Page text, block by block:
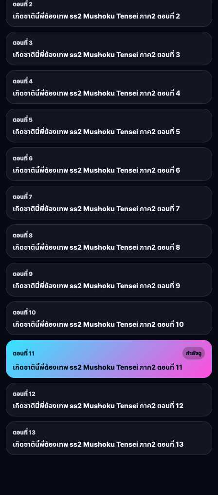
ตอนที่ 2
เกิดชาตินี้พี่ต้องเทพ ss2 Mushoku Tensei ภาค2 ตอนที่ 2
ตอนที่ 3
เกิดชาตินี้พี่ต้องเทพ ss2 Mushoku Tensei ภาค2 ตอนที่ 3
ตอนที่ 4
เกิดชาตินี้พี่ต้องเทพ ss2 Mushoku Tensei ภาค2 ตอนที่ 4
ตอนที่ 5
เกิดชาตินี้พี่ต้องเทพ ss2 Mushoku Tensei ภาค2 ตอนที่ 5
ตอนที่ 6
เกิดชาตินี้พี่ต้องเทพ ss2 Mushoku Tensei ภาค2 ตอนที่ 6
ตอนที่ 7
เกิดชาตินี้พี่ต้องเทพ ss2 Mushoku Tensei ภาค2 ตอนที่ 7
ตอนที่ 8
เกิดชาตินี้พี่ต้องเทพ ss2 Mushoku Tensei ภาค2 ตอนที่ 8
ตอนที่ 9
เกิดชาตินี้พี่ต้องเทพ ss2 Mushoku Tensei ภาค2 ตอนที่ 9
ตอนที่ 10
เกิดชาตินี้พี่ต้องเทพ ss2 Mushoku Tensei ภาค2 ตอนที่ 10
ตอนที่ 11 กำลังดู
เกิดชาตินี้พี่ต้องเทพ ss2 Mushoku Tensei ภาค2 ตอนที่ 11
ตอนที่ 12
เกิดชาตินี้พี่ต้องเทพ ss2 Mushoku Tensei ภาค2 ตอนที่ 12
ตอนที่ 13
เกิดชาตินี้พี่ต้องเทพ ss2 Mushoku Tensei ภาค2 ตอนที่ 13